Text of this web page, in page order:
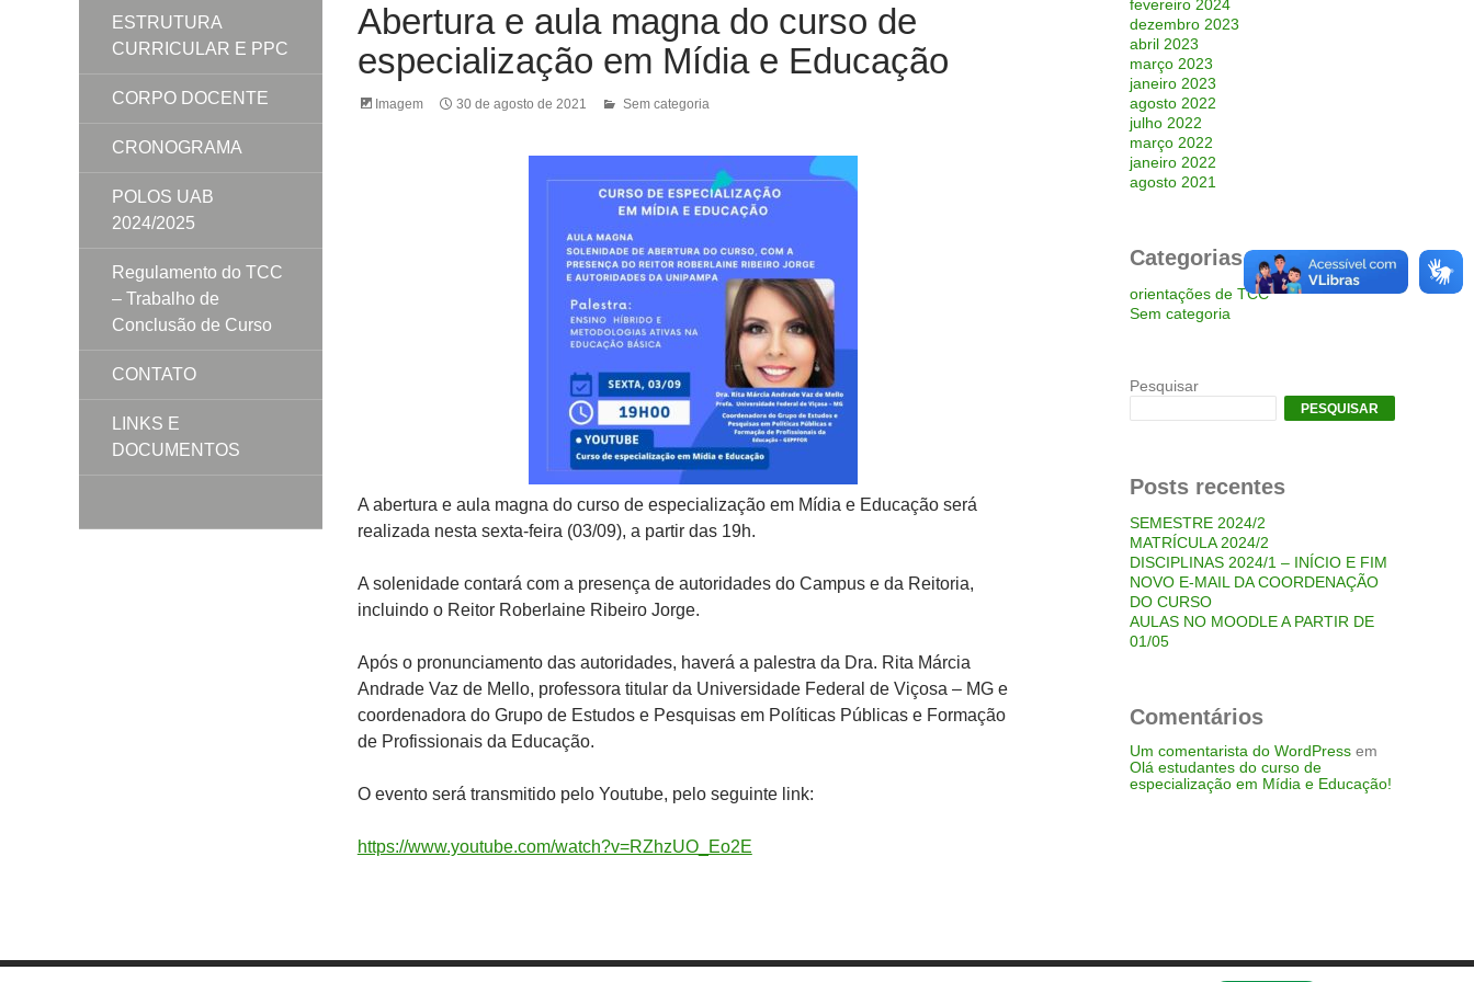
Abertura e aula magna do curso de
especialização em Mídia e Educação
Imagem 30 de agosto de 2021 Sem categoria
A abertura e aula magna do curso de especialização em Mídia e Educação será
realizada nesta sexta-feira (03/09), a partir das 19h.
A solenidade contará com a presença de autoridades do Campus e da Reitoria,
incluindo o Reitor Roberlaine Ribeiro Jorge.
Após o pronunciamento das autoridades, haverá a palestra da Dra. Rita Márcia
Andrade Vaz de Mello, professora titular da Universidade Federal de Viçosa – MG e
coordenadora do Grupo de Estudos e Pesquisas em Políticas Públicas e Formação
de Profissionais da Educação.
O evento será transmitido pelo Youtube, pelo seguinte link:
https://www.youtube.com/watch?v=RZhzUO_Eo2E
fevereiro 2024
dezembro 2023
abril 2023
março 2023
janeiro 2023
agosto 2022
julho 2022
março 2022
janeiro 2022
agosto 2021
Categorias
orientações de TCC
Sem categoria
Pesquisar
PESQUISAR
Posts recentes
SEMESTRE 2024/2
MATRÍCULA 2024/2
DISCIPLINAS 2024/1 – INÍCIO E FIM
NOVO E-MAIL DA COORDENAÇÃO
DO CURSO
AULAS NO MOODLE A PARTIR DE
01/05
Comentários
Um comentarista do WordPressem
Olá estudantes do curso de
especialização em Mídia e Educação!
ESTRUTURA
CURRICULAR E PPC
CORPO DOCENTE
CRONOGRAMA
POLOS UAB
2024/2025
Regulamento do TCC
– Trabalho de
Conclusão de Curso
CONTATO
LINKS E
DOCUMENTOS